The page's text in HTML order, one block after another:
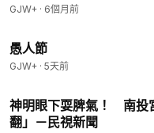
GJW+ · 6個月前
愚人節
GJW+ · 5天前
神明眼下耍脾氣！ 南投
翻」－民視新聞